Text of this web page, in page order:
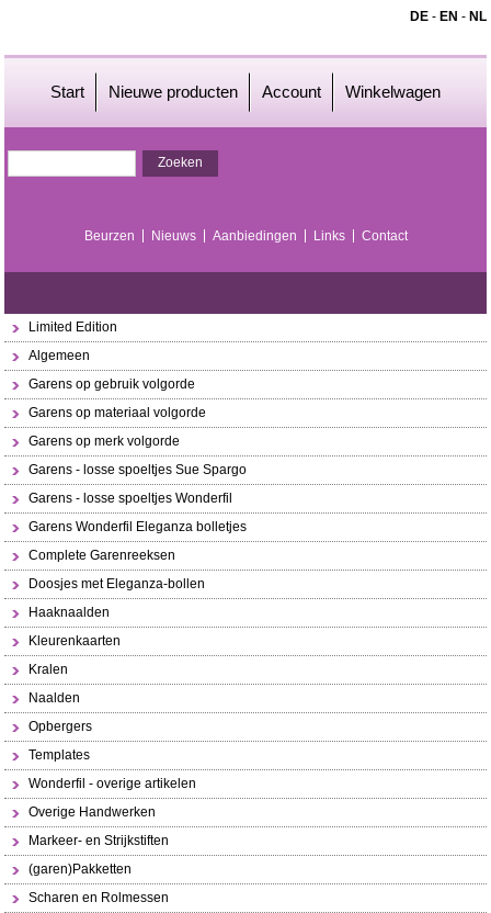
DE- EN - NL
Start Nieuwe producten Account Winkelwagen
Beurzen Nieuws Aanbiedingen Links Contact
Limited Edition
Algemeen
Garens op gebruik volgorde
Garens op materiaal volgorde
Garens op merk volgorde
Garens - losse spoeltjes Sue Spargo
Garens - losse spoeltjes Wonderfil
Garens Wonderfil Eleganza bolletjes
Complete Garenreeksen
Doosjes met Eleganza-bollen
Haaknaalden
Kleurenkaarten
Kralen
Naalden
Opbergers
Templates
Wonderfil - overige artikelen
Overige Handwerken
Markeer- en Strijkstiften
(garen)Pakketten
Scharen en Rolmessen